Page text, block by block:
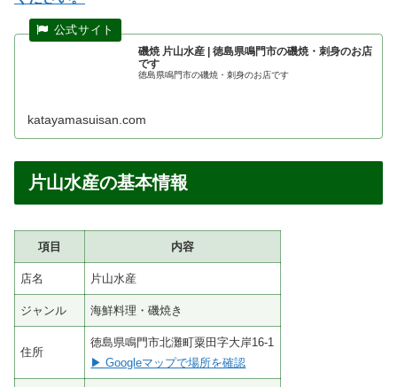
磯焼 片山水産 | 徳島県鳴門市の磯焼・刺身のお店
です
徳島県鳴門市の磯焼・刺身のお店です
katayamasuisan.com
片山水産の基本情報
項目 内容
店名 片山水産
ジャンル 海鮮料理・磯焼き
住所
徳島県鳴門市北灘町粟田字大岸16-1
▶ Googleマップで場所を確認